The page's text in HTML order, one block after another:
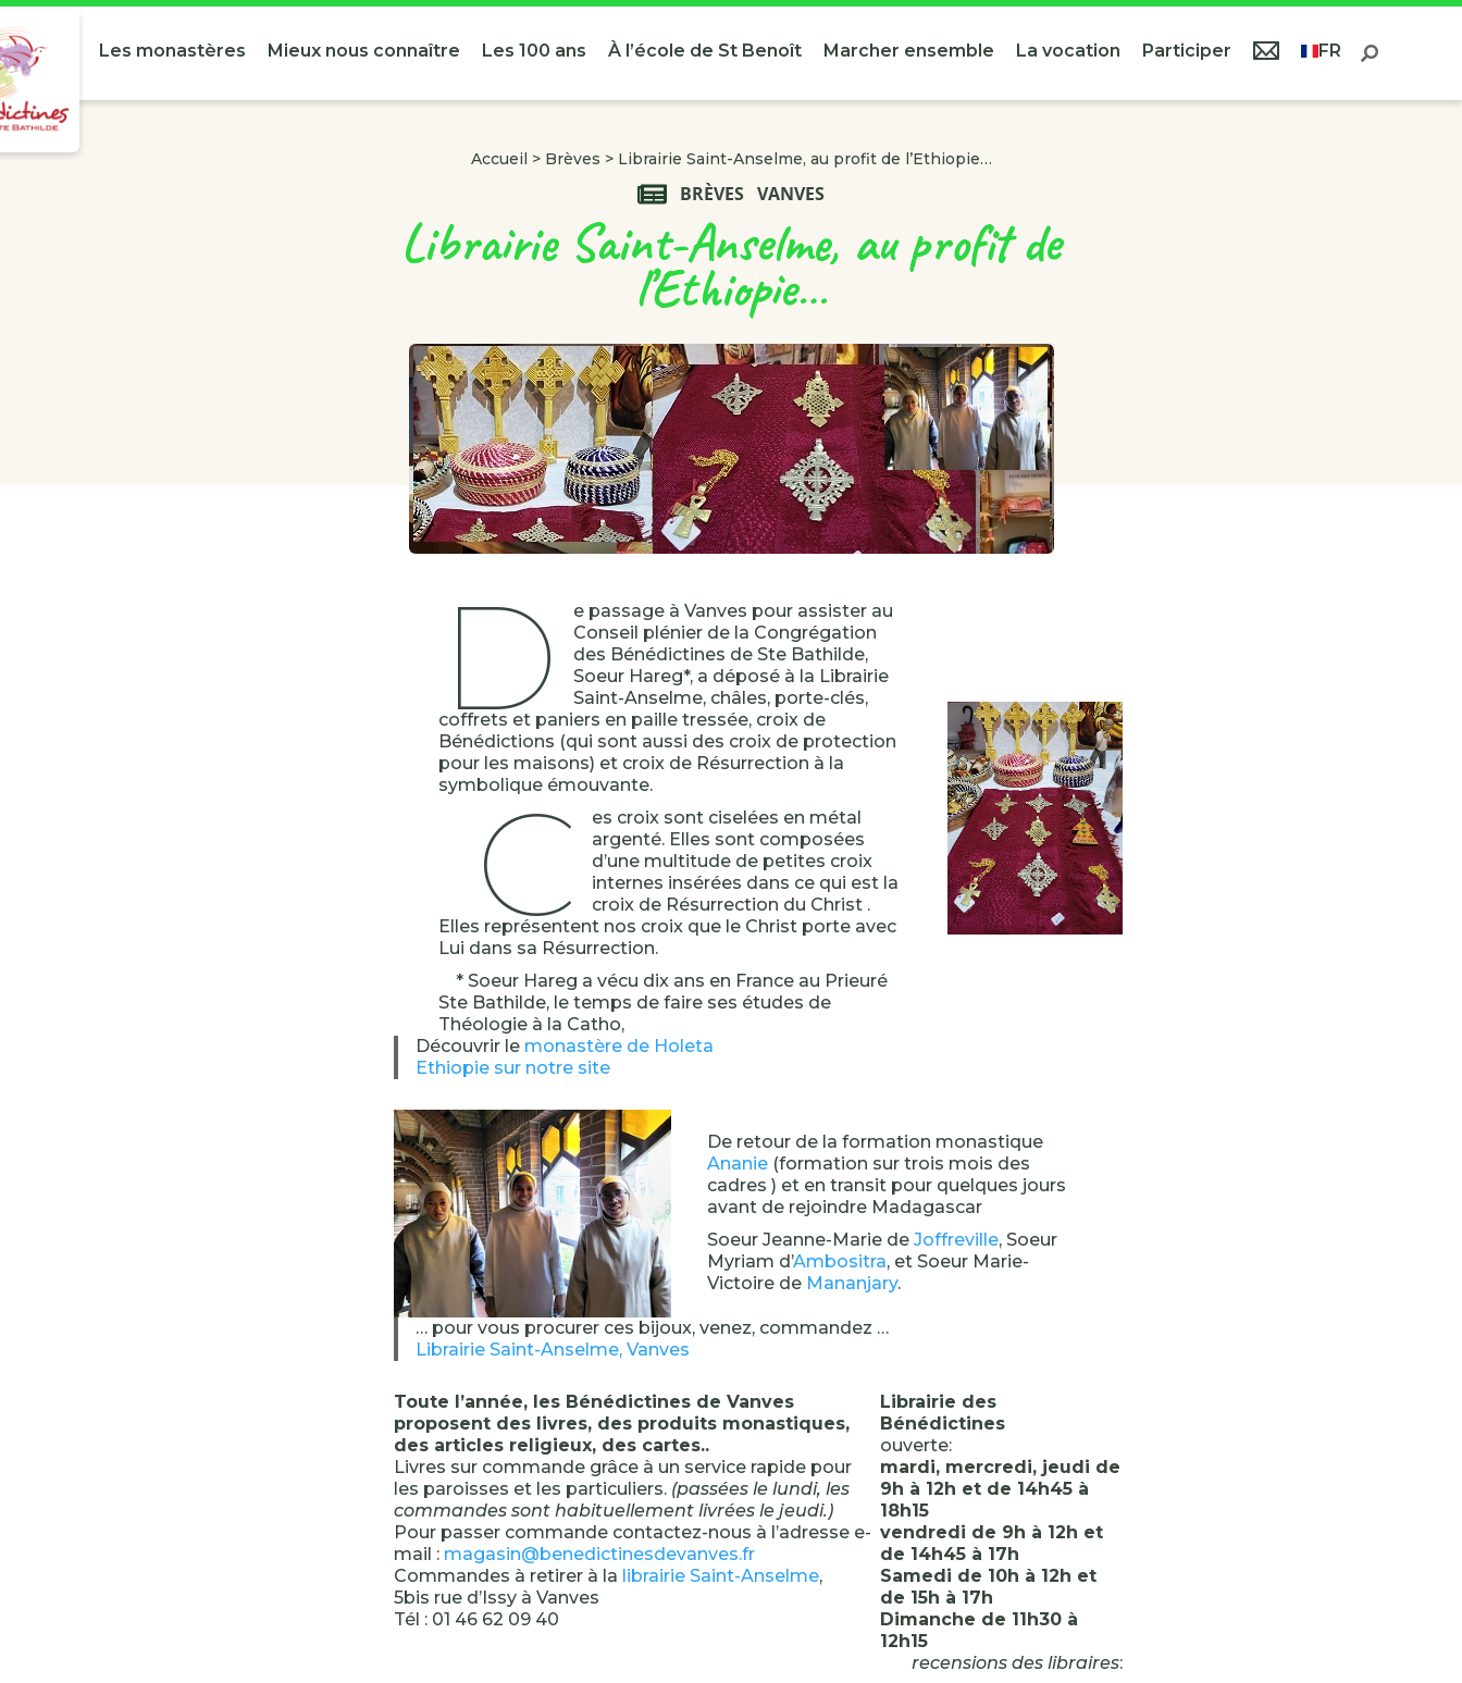
Les monastères Mieux nous connaître Les 100 ans À l’école de St Benoît Marcher ensemble La vocation Participer FR
Accueil > Brèves > Librairie Saint-Anselme, au profit de l’Ethiopie…
BRÈVES VANVES
Librairie Saint-Anselme, au profit de
l’Ethiopie…
D
e passage à Vanves pour assister au
Conseil plénier de la Congrégation
des Bénédictines de Ste Bathilde,
Soeur Hareg*, a déposé à la Librairie
Saint-Anselme, châles, porte-clés,
coffrets et paniers en paille tressée, croix de
Bénédictions (qui sont aussi des croix de protection
pour les maisons) et croix de Résurrection à la
symbolique émouvante.
C
es croix sont ciselées en métal
argenté. Elles sont composées
d’une multitude de petites croix
internes insérées dans ce qui est la
croix de Résurrection du Christ .
Elles représentent nos croix que le Christ porte avec
Lui dans sa Résurrection.
* Soeur Hareg a vécu dix ans en France au Prieuré
Ste Bathilde, le temps de faire ses études de
Théologie à la Catho,
Découvrir le monastère de Holeta
Ethiopie sur notre site
De retour de la formation monastique
Ananie(formation sur trois mois des
cadres ) et en transit pour quelques jours
avant de rejoindre Madagascar
Soeur Jeanne-Marie de Joffreville, Soeur
Myriam d’Ambositra, et Soeur Marie-
Victoire de Mananjary.
… pour vous procurer ces bijoux, venez, commandez …
Librairie Saint-Anselme, Vanves
Toute l’année, les Bénédictines de Vanves
proposent des livres, des produits monastiques,
des articles religieux, des cartes..
Livres sur commande grâce à un service rapide pour
les paroisses et les particuliers. (passées le lundi, les
commandes sont habituellement livrées le jeudi.)
Pour passer commande contactez-nous à l’adresse e-
mail : magasin@benedictinesdevanves.fr
Commandes à retirer à la librairie Saint-Anselme,
5bis rue d’Issy à Vanves
Tél : 01 46 62 09 40
Librairie des
Bénédictines
ouverte:
mardi, mercredi, jeudi de
9h à 12h et de 14h45 à
18h15
vendredi de 9h à 12h et
de 14h45 à 17h
Samedi de 10h à 12h et
de 15h à 17h
Dimanche de 11h30 à
12h15
recensions des libraires: